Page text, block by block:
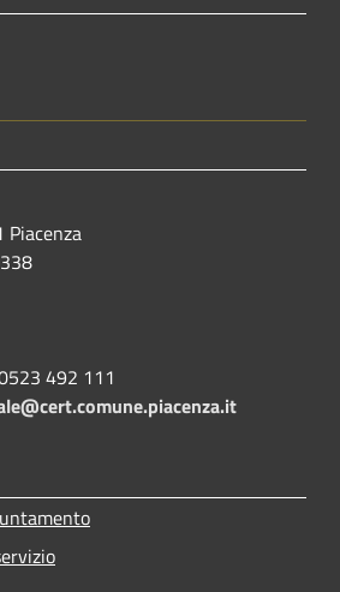
Piacenza
492 111